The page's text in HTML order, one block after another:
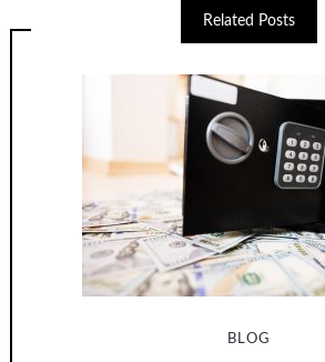
Related Posts
BLOG